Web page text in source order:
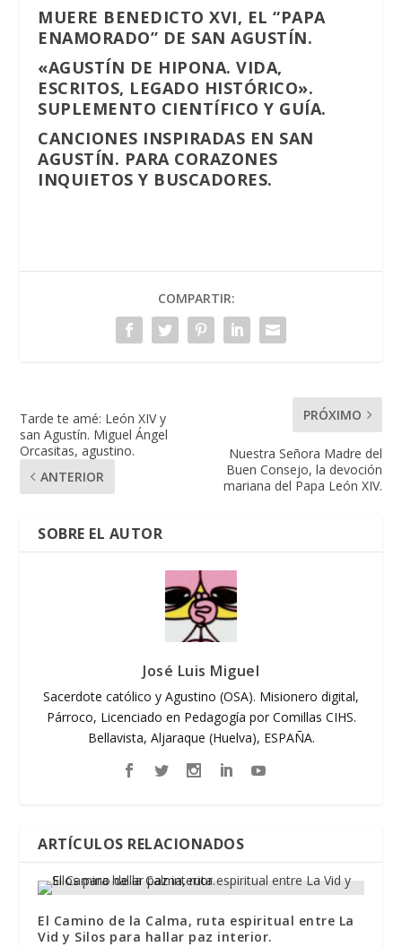
MUERE BENEDICTO XVI, EL “PAPA
ENAMORADO” DE SAN AGUSTÍN.
«AGUSTÍN DE HIPONA. VIDA,
ESCRITOS, LEGADO HISTÓRICO».
SUPLEMENTO CIENTÍFICO Y GUÍA.
CANCIONES INSPIRADAS EN SAN
AGUSTÍN. PARA CORAZONES
INQUIETOS Y BUSCADORES.
COMPARTIR:
Tarde te amé: León XIV y
san Agustín. Miguel Ángel
Orcasitas, agustino.
ANTERIOR
PRÓXIMO
Nuestra Señora Madre del
Buen Consejo, la devoción
mariana del Papa León XIV.
SOBRE EL AUTOR
José Luis Miguel
Sacerdote católico y Agustino (OSA). Misionero digital,
Párroco, Licenciado en Pedagogía por Comillas CIHS.
Bellavista, Aljaraque (Huelva), ESPAÑA.
ARTÍCULOS RELACIONADOS
El Camino de la Calma, ruta espiritual entre La
Vid y Silos para hallar paz interior.